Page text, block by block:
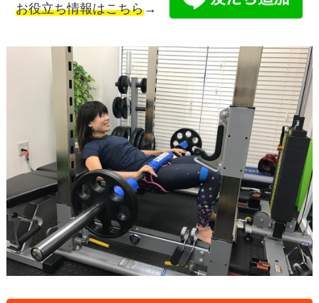
お役立ち情報はこちら→